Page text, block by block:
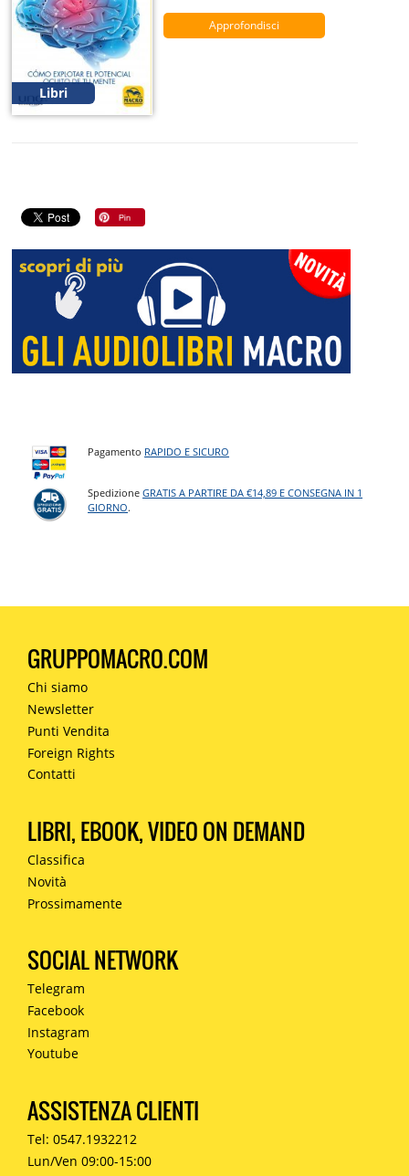
Libri
Approfondisci
Pagamento RAPIDO E SICURO
SpedizioneGRATIS A PARTIRE DA €14,89 E CONSEGNA IN 1
GIORNO.
GRUPPOMACRO.COM
Chi siamo
Newsletter
Punti Vendita
Foreign Rights
Contatti
LIBRI, EBOOK, VIDEO ON DEMAND
Classifica
Novità
Prossimamente
SOCIAL NETWORK
Telegram
Facebook
Instagram
Youtube
ASSISTENZA CLIENTI
Tel: 0547.1932212
Lun/Ven 09:00-15:00